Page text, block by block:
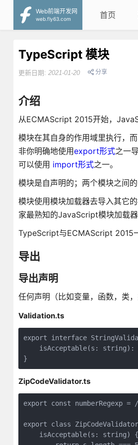
Web前端开发网
web.fly63.com
首页
TypeScript 模块
更新日期: 2021-01-20 分享
介绍
从ECMAScript 2015开始，
模块在其自身的作用域里执行，
非你明确地使用export形式之一
可以使用 import形式之一。
模块是自声明的；两个模块之间
模块使用模块加载器去导入其它
家最熟知的JavaScript模块加载
TypeScript与ECMAScript 2015
导出
导出声明
任何声明（比如变量，函数，类
Validation.ts
export interface
isAcceptable(s: string):
ZipCodeValidator.ts
export const numberRegexp
export class
    isAcceptable(s: string) {